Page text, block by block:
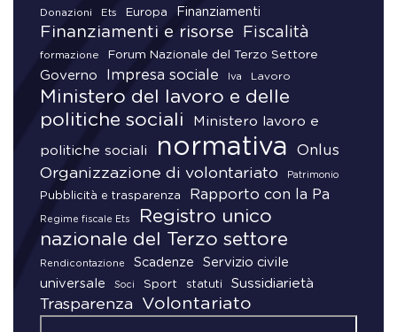
Donazioni Ets Europa Finanziamenti
Finanziamenti e risorse Fiscalità
formazione Forum Nazionale del Terzo Settore
Governo Impresa sociale Iva Lavoro
Ministero del lavoro e delle
politiche sociali
Ministero lavoro e
politiche sociali normativa Onlus
Organizzazione di volontariato Patrimonio
Pubblicità e trasparenza Rapporto con la Pa
Regime fiscale Ets
Registro unico
nazionale del Terzo settore
Rendicontazione Scadenze
Servizio civile
universale
Soci Sport statuti Sussidiarietà
Trasparenza Volontariato